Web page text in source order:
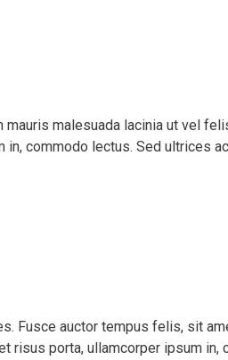
malesuada lacinia ut vel
commodo lectus. Sed ultrices
Fusce auctor tempus felis, sit
risus porta, ullamcorper ipsum in,